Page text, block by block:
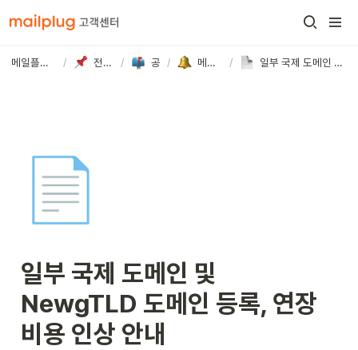
메일플러그 고객센터 / 전체 메뉴 보기 / 공지사항/ 메일플러그 소식 / 일부 국제 도메인 및 NewgTLD 도메인 등록, 연장 비용 인상 안내
📄
일부 국제 도메인 및
NewgTLD 도메인 등록, 연장
비용 인상 안내